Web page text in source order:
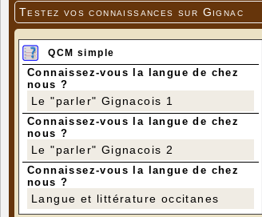
Testez vos connaissances sur Gignac
QCM simple
Connaissez-vous la langue de chez
nous ?
Le "parler" Gignacois 1
Connaissez-vous la langue de chez
nous ?
Le "parler" Gignacois 2
Connaissez-vous la langue de chez
nous ?
Langue et littérature occitanes